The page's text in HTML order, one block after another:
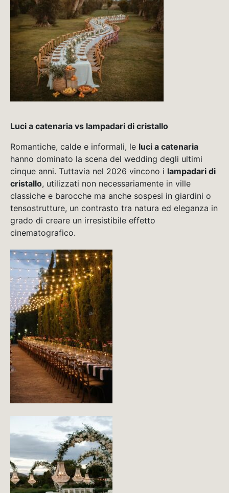
Luci a catenaria vs lampadari di cristallo
Romantiche, calde e informali, le luci a catenaria
hanno dominato la scena del wedding degli ultimi
cinque anni. Tuttavia nel 2026 vincono i lampadari di
cristallo, utilizzati non necessariamente in ville
classiche e barocche ma anche sospesi in giardini o
tensostrutture, un contrasto tra natura ed eleganza in
grado di creare un irresistibile effetto
cinematografico.